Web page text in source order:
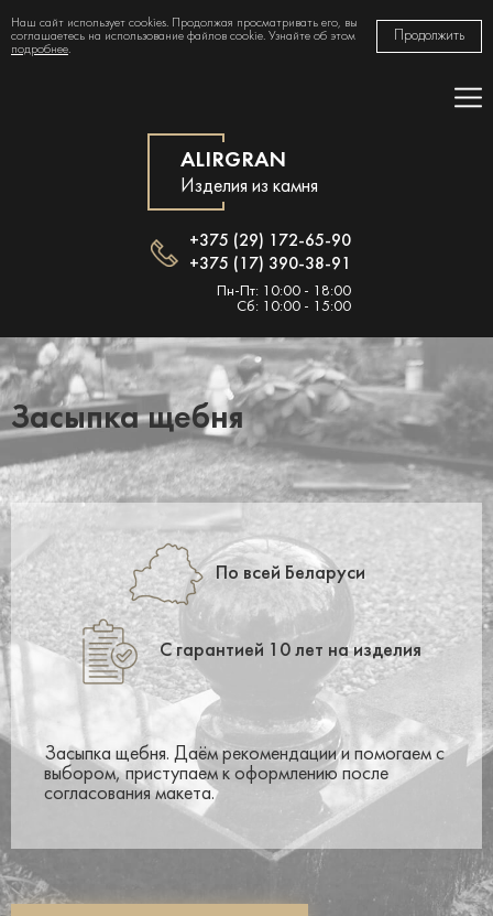
Наш сайт использует cookies. Продолжая просматривать его, вы
соглашаетесь на использование файлов cookie. Узнайте об этом
подробнее.
Продолжить
ALIRGRAN
Изделия из камня
+375 (29) 172-65-90
+375 (17) 390-38-91
Пн-Пт: 10:00 - 18:00
Сб: 10:00 - 15:00
Засыпка щебня
По всей Беларуси
С гарантией 10 лет на изделия
Засыпка щебня. Даём рекомендации и помогаем с
выбором, приступаем к оформлению после
согласования макета.